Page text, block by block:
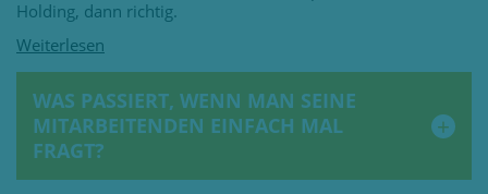
Holding, dann richtig.
WAS PASSIERT, WENN MAN SEINE
MITARBEITENDEN EINFACH MAL
FRAGT?